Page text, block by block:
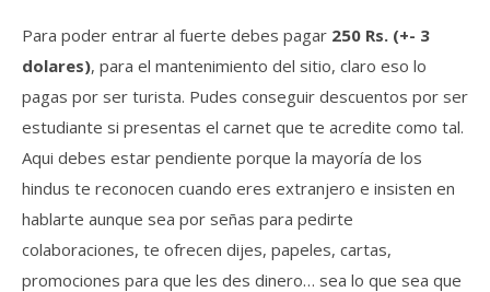
Para poder entrar al fuerte debes pagar 250 Rs. (+- 3
dolares), para el mantenimiento del sitio, claro eso lo
pagas por ser turista. Pudes conseguir descuentos por ser
estudiante si presentas el carnet que te acredite como tal.
Aqui debes estar pendiente porque la mayoría de los
hindus te reconocen cuando eres extranjero e insisten en
hablarte aunque sea por señas para pedirte
colaboraciones, te ofrecen dijes, papeles, cartas,
promociones para que les des dinero… sea lo que sea que